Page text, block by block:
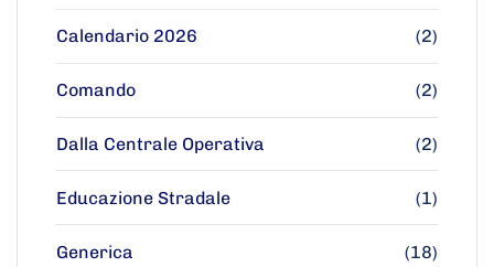
Calendario 2026 (2)
Comando (2)
Dalla Centrale Operativa (2)
Educazione Stradale (1)
Generica (18)